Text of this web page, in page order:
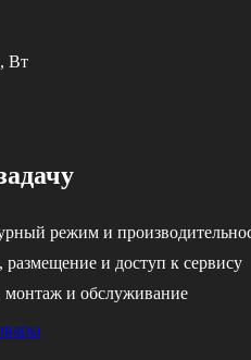
Вт
режим и
размещение и доступ к сервису
монтаж и обслуживание